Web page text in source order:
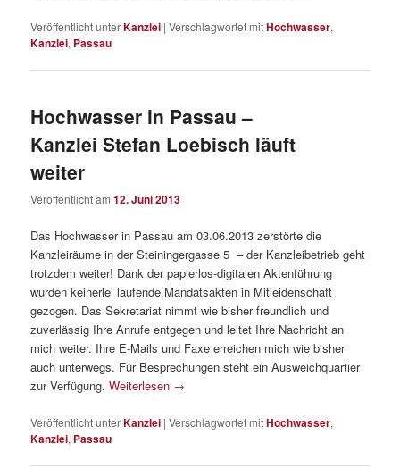
Veröffentlicht unterKanzlei |Verschlagwortet mitHochwasser,
Kanzlei, Passau
Hochwasser in Passau –
Kanzlei Stefan Loebisch läuft
weiter
Veröffentlicht am12. Juni 2013
Das Hochwasser in Passau am 03.06.2013 zerstörte die
Kanzleiräume in der Steiningergasse 5 – der Kanzleibetrieb geht
trotzdem weiter! Dank der papierlos-digitalen Aktenführung
wurden keinerlei laufende Mandatsakten in Mitleidenschaft
gezogen. Das Sekretariat nimmt wie bisher freundlich und
zuverlässig Ihre Anrufe entgegen und leitet Ihre Nachricht an
mich weiter. Ihre E-Mails und Faxe erreichen mich wie bisher
auch unterwegs. Für Besprechungen steht ein Ausweichquartier
zur Verfügung.Weiterlesen →
Veröffentlicht unterKanzlei |Verschlagwortet mitHochwasser,
Kanzlei, Passau